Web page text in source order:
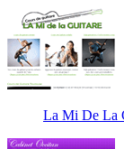
La Mi De La